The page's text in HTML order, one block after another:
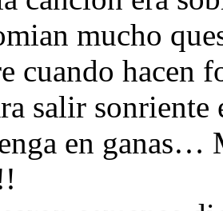
mucho
cuando hacen
salir
en ganas…